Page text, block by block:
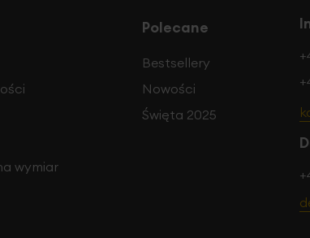
wymiar
Polecane
Bestsellery
Nowości
Święta 2025